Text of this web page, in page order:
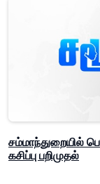
சம்மாந்துறையில்
கசிப்பு பறிமுதல்